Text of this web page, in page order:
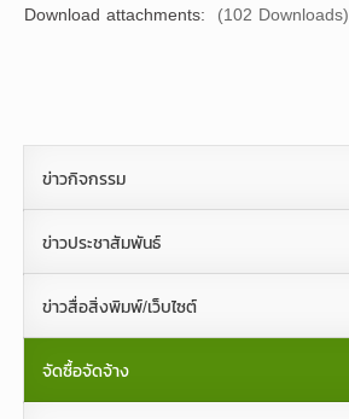
Download attachments: (102 Downloads)
ข่าวกิจกรรม
ข่าวประชาสัมพันธ์
ข่าวสื่อสิ่งพิมพ์/เว็บไซต์
จัดซื้อจัดจ้าง